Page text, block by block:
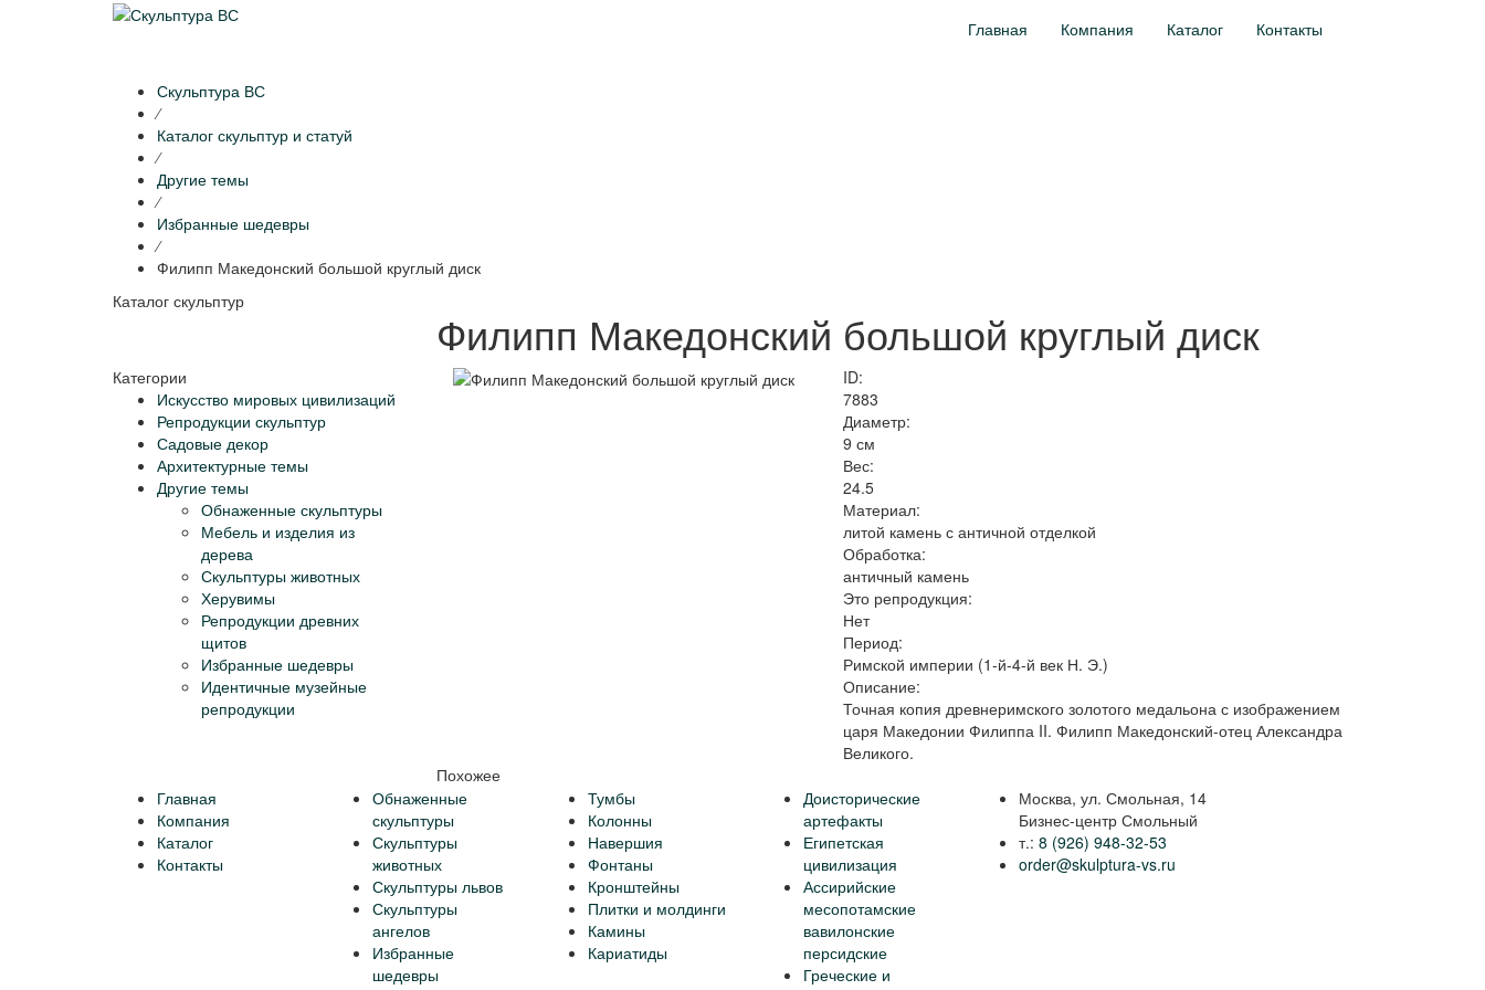
Главная Компания Каталог Контакты
Скульптура ВС
⁄
Каталог скульптур и статуй
⁄
Другие темы
⁄
Избранные шедевры
⁄
Филипп Македонский большой круглый диск
Каталог скульптур
Филипп Македонский большой круглый диск
Категории
Искусство мировых цивилизаций
Репродукции скульптур
Садовые декор
Архитектурные темы
Другие темы
Обнаженные скульптуры
Мебель и изделия из
дерева
Скульптуры животных
Херувимы
Репродукции древних
щитов
Избранные шедевры
Идентичные музейные
репродукции
ID:
7883
Диаметр:
9 см
Вес:
24.5
Материал:
литой камень с античной отделкой
Обработка:
античный камень
Это репродукция:
Нет
Период:
Римской империи (1-й-4-й век Н. Э.)
Описание:
Точная копия древнеримского золотого медальона с изображением
царя Македонии Филиппа II. Филипп Македонский-отец Александра
Великого.
Похожее
Главная
Компания
Каталог
Контакты
Обнаженные
скульптуры
Скульптуры
животных
Скульптуры львов
Скульптуры
ангелов
Избранные
шедевры
Тумбы
Колонны
Навершия
Фонтаны
Кронштейны
Плитки и молдинги
Камины
Кариатиды
Доисторические
артефакты
Египетская
цивилизация
Ассирийские
месопотамские
вавилонские
персидские
Греческие и
Москва, ул. Смольная, 14
Бизнес-центр Смольный
т.: 8 (926) 948-32-53
order@skulptura-vs.ru